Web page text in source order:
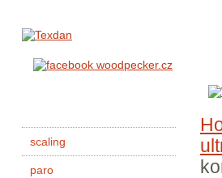
scaling
paro